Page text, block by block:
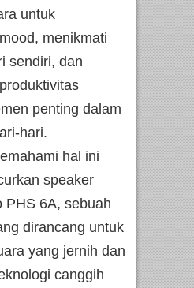
untuk
menikmati
sendiri, dan
penting dalam
hari.
hal ini
speaker
PHS 6A, sebuah
dirancang untuk
yang jernih dan
canggih